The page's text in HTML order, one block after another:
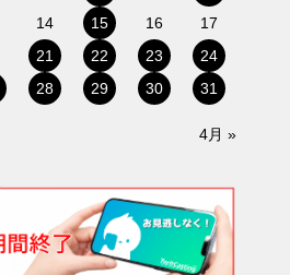
14 15 16
17
21 22 23
24
28 29 30 31
4月 »